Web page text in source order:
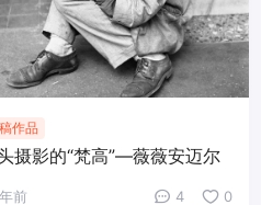
作品
摄影的“梵高”—薇薇安迈尔
前 4 0